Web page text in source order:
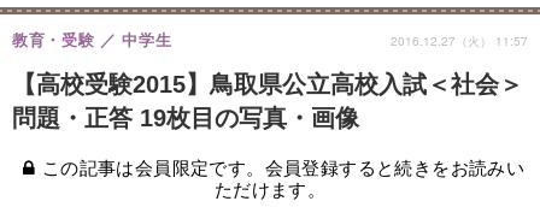
【高校受験2015】鳥取県公立高校入試＜社会＞
問題・正答 19枚目の写真・画像
教育・受験 中学生 2016.12.27（火） 11:57
この記事は会員限定です。会員登録すると続きをお読みい
ただけます。